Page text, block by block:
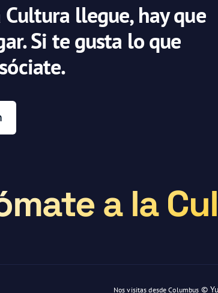
Cultura llegue, hay que
Si te gusta lo que
a la
Nos visitas desde Columbus ©